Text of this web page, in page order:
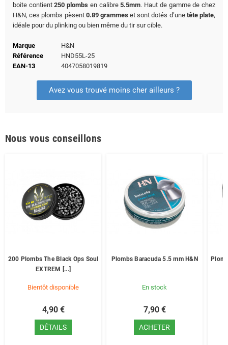
boite contient250 plombs en calibre5.5mm. Haut de gamme de chez
H&N, ces plombs pèsent0.89 grammeset sont dotés d’une tête plate,
idéale pour du plinking ou bien même du tir sur cible.
Marque
H&N
Référence
HND55L-25
EAN-13
4047058019819
Avez vous trouvé moins cher ailleurs ?
Nous vous conseillons
200 Plombs The Black Ops Soul
EXTREM [...]
Bientôt disponible
4,90 €
DÉTAILS
Plombs Baracuda 5.5 mm H&N
En stock
7,90 €
ACHETER